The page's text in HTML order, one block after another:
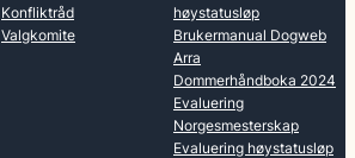
Konfliktråd
Valgkomite
høystatusløp
Brukermanual Dogweb
Arra
Dommerhåndboka 2024
Evaluering
Norgesmesterskap
Evaluering høystatusløp